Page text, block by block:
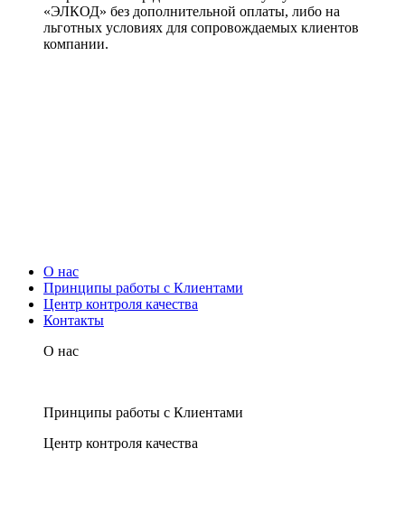
«ЭЛКОД» без дополнительной оплаты, либо на
льготных условиях для сопровождаемых клиентов
компании.
О нас
Принципы работы с Клиентами
Центр контроля качества
Контакты
О нас
Принципы работы с Клиентами
Центр контроля качества